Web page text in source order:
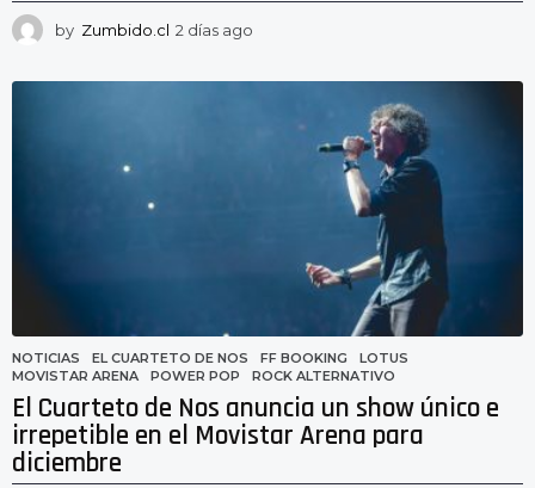
by Zumbido.cl 2 días ago
NOTICIAS EL CUARTETO DE NOS ,FF BOOKING ,LOTUS
MOVISTAR ARENA
,POWER POP ,ROCK ALTERNATIVO
El Cuarteto de Nos anuncia un show único e
irrepetible en el Movistar Arena para
diciembre